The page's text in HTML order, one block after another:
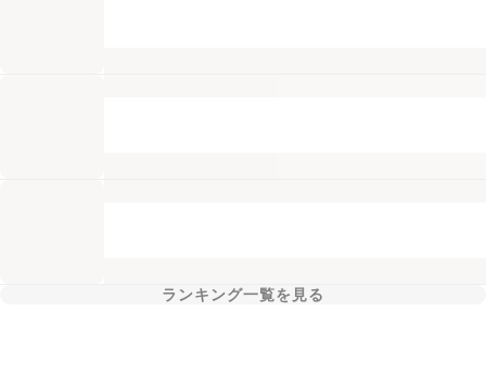
ランキング一覧を見る